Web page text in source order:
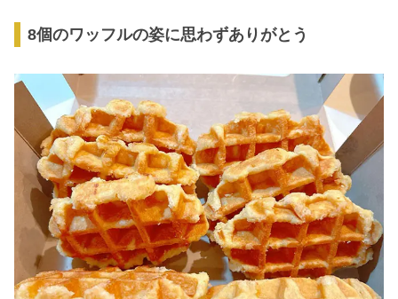
8個のワッフルの姿に思わずありがとう